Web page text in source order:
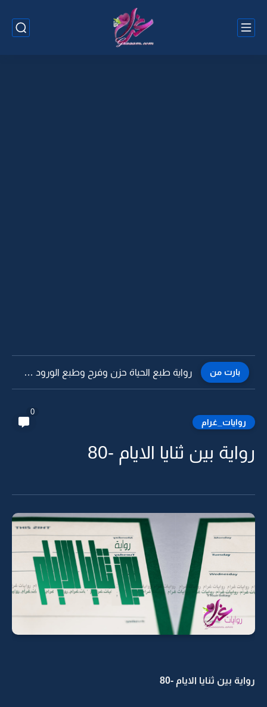
بارت من رواية طبع الحياة حزن وفرح وطبع الورود شوك وزهور -22
روايات_غرام
0
رواية بين ثنايا الايام -80
رواية بين ثنايا الايام -80